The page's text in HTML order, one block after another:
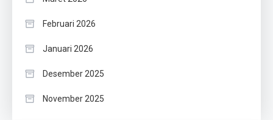
Februari 2026
Januari 2026
Desember 2025
November 2025